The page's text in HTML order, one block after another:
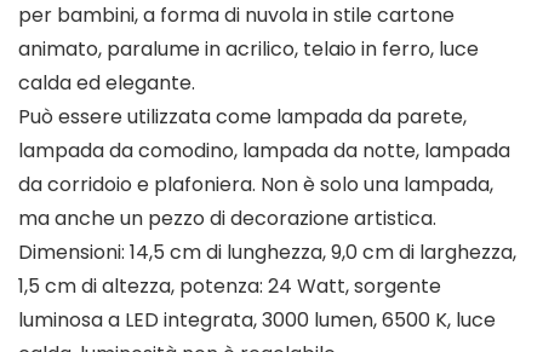
per bambini, a forma di nuvola in stile cartone
animato, paralume in acrilico, telaio in ferro, luce
calda ed elegante.
Può essere utilizzata come lampada da parete,
lampada da comodino, lampada da notte, lampada
da corridoio e plafoniera. Non è solo una lampada,
ma anche un pezzo di decorazione artistica.
Dimensioni: 14,5 cm di lunghezza, 9,0 cm di larghezza,
1,5 cm di altezza, potenza: 24 Watt, sorgente
luminosa a LED integrata, 3000 lumen, 6500 K, luce